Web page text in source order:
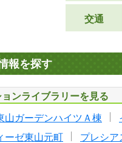
交通
報を探す
ンライブラリーを見る
山ガーデンハイツＡ棟
ーゼ東山元町
プレシア